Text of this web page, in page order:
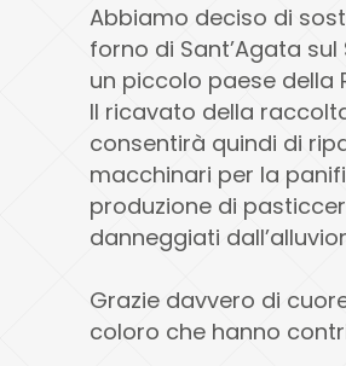
Abbiamo deciso di
forno di Sant’Agata sul
un piccolo paese della
Il ricavato della
consentirà quindi di
macchinari per la
produzione di
danneggiati
Grazie davvero di
coloro che hanno